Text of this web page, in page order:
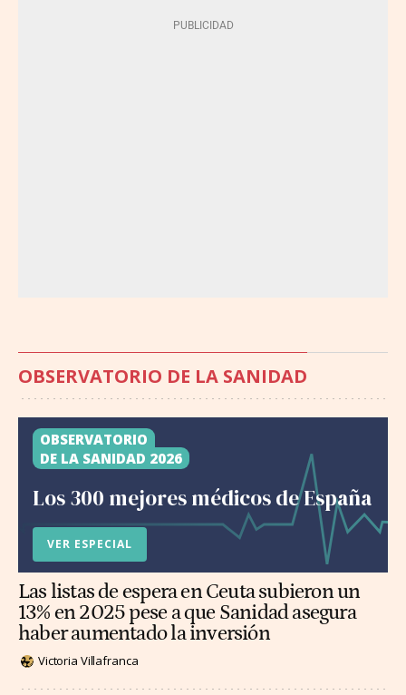
OBSERVATORIO DE LA SANIDAD
OBSERVATORIO
DE LA SANIDAD 2026
Los 300 mejores médicos de España
VER ESPECIAL
Las listas de espera en Ceuta subieron un
13% en 2025 pese a que Sanidad asegura
haber aumentado la inversión
Victoria Villafranca